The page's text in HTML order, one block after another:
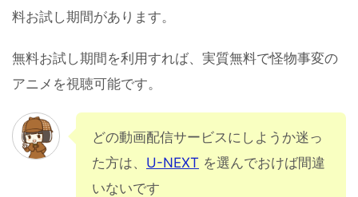
料お試し期間があります。
無料お試し期間を利用すれば、実質無料で怪物事変の
アニメを視聴可能です。
どの動画配信サービスにしようか迷っ
た方は、 U-NEXT を選んでおけば間違
いないです